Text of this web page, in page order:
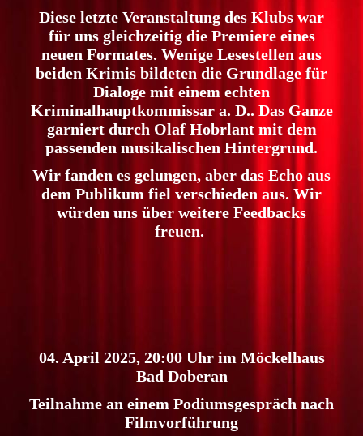
Diese letzte Veranstaltung des Klubs war
für uns gleichzeitig die Premiere eines
neuen Formates. Wenige Lesestellen aus
beiden Krimis bildeten die Grundlage für
Dialoge mit einem echten
Kriminalhauptkommissar a. D.. Das Ganze
garniert durch Olaf Hobrlant mit dem
passenden musikalischen Hintergrund.
Wir fanden es gelungen, aber das Echo aus
dem Publikum fiel verschieden aus. Wir
würden uns über weitere Feedbacks
freuen.
04. April 2025, 20:00 Uhr im Möckelhaus
Bad Doberan
Teilnahme an einem Podiumsgespräch nach
Filmvorführung